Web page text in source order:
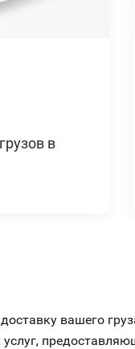
в
вашего
услуг,